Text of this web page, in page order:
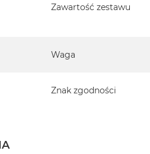
kryteria:
(łopatki poziome).
Zawartość zestawu
Waga
Znak zgodności